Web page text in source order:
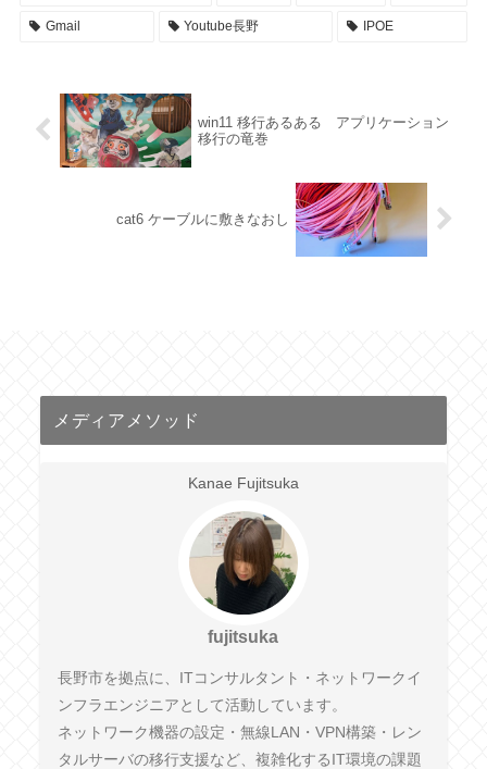
Gmail Youtube長野 IPOE
win11 移行あるある アプリケーション
移行の竜巻
cat6 ケーブルに敷きなおし
メディアメソッド
Kanae Fujitsuka
fujitsuka
長野市を拠点に、ITコンサルタント・ネットワークイ
ンフラエンジニアとして活動しています。
ネットワーク機器の設定・無線LAN・VPN構築・レン
タルサーバの移行支援など、複雑化するIT環境の課題